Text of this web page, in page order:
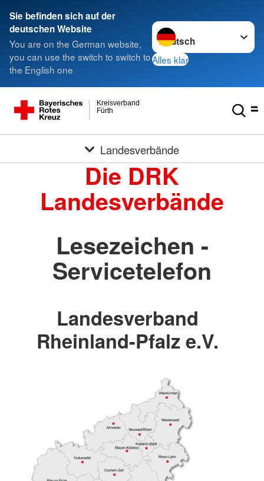
Sie befinden sich auf der
deutschen Website
You are on the German website,
you can use the switch to switch to
the English one
Sprache wechseln zu
Alles klar
Fürth
Kreisverband
Landesverbände
Die DRK
Landesverbände
Lesezeichen -
Servicetelefon
Landesverband
Rheinland-Pfalz e.V.